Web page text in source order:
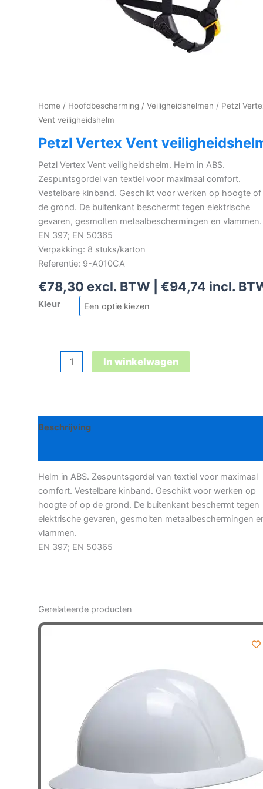
Home / Hoofdbescherming / Veiligheidshelmen / Petzl
Vent veiligheidshelm
Petzl Vertex Vent
Petzl Vertex Vent veiligheidshelm. Helm in ABS.
Zespuntsgordel van textiel voor maximaal comfort.
Vestelbare kinband. Geschikt voor werken op hoogte
de grond. De buitenkant beschermt tegen elektrische
gevaren, gesmolten metaalbeschermingen en vlammen.
EN 397; EN 50365
Verpakking: 8 stuks/karton
Referentie: 9-A010CA
€78,30 excl. BTW | €94,74 incl.
Kleur
Vertex
aantal
In winkelwagen
Beschrijving
Helm in ABS. Zespuntsgordel van textiel voor maximaal
comfort. Vestelbare kinband. Geschikt voor werken op
hoogte of op de grond. De buitenkant beschermt tegen
elektrische gevaren, gesmolten metaalbeschermingen
vlammen.
EN 397; EN 50365
Gerelateerde producten